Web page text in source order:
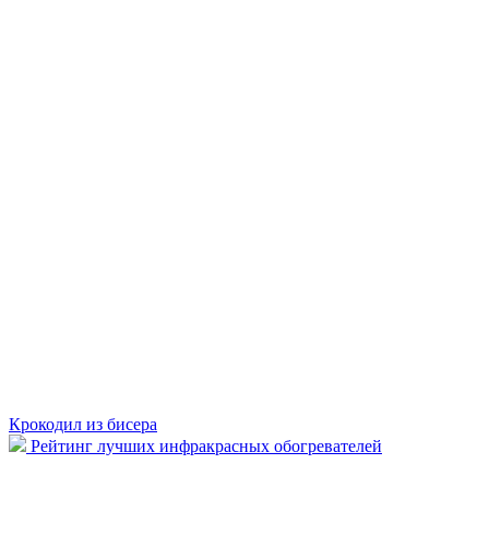
Крокодил из бисера
Рейтинг лучших инфракрасных обогревателей